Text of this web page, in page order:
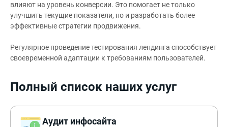
влияют на уровень конверсии. Это помогает не только
улучшить текущие показатели, но и разработать более
эффективные стратегии продвижения.
Регулярное проведение тестирования лендинга способствует
своевременной адаптации к требованиям пользователей.
Полный список наших услуг
Аудит инфосайта